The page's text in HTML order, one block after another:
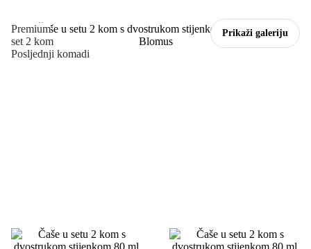
Prikaži galeriju
Premium
set 2 kom
Posljednji komadi